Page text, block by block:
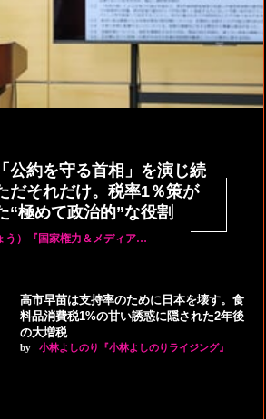
公約を守る首相」を演じ続
だそれだけ。税率1％策が
“極めて政治的”な役割
う）『国家権力＆メディア…
高市早苗は支持率のために日本を壊す。食
料品消費税1%の甘い誘惑に隠された2年後
の大増税
by 小林よしのり『小林よしのりライジング』